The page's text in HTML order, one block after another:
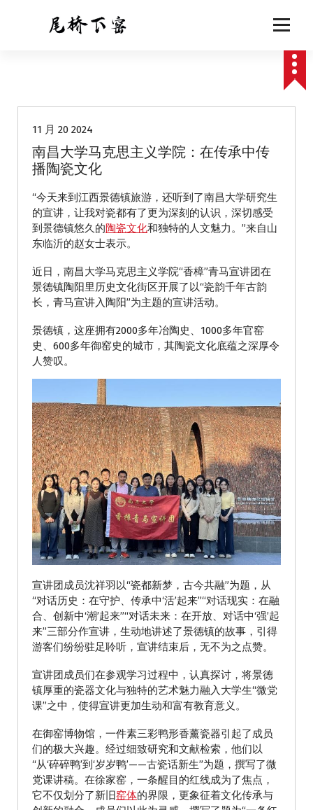
11 月 20 2024
南昌大学马克思主义学院：在传承中传
播陶瓷文化
“今天来到江西景德镇旅游，还听到了南昌大学研究生
的宣讲，让我对瓷都有了更为深刻的认识，深切感受
到景德镇悠久的陶瓷文化和独特的人文魅力。”来自山
东临沂的赵女士表示。
近日，南昌大学马克思主义学院“香樟”青马宣讲团在
景德镇陶阳里历史文化街区开展了以“瓷韵千年古韵
长，青马宣讲入陶阳”为主题的宣讲活动。
景德镇，这座拥有2000多年冶陶史、1000多年官窑
史、600多年御窑史的城市，其陶瓷文化底蕴之深厚令
人赞叹。
宣讲团成员沈祥羽以“瓷都新梦，古今共融”为题，从
“对话历史：在守护、传承中‘活’起来”“对话现实：在融
合、创新中‘潮’起来”“对话未来：在开放、对话中‘强’起
来”三部分作宣讲，生动地讲述了景德镇的故事，引得
游客们纷纷驻足聆听，宣讲结束后，无不为之点赞。
宣讲团成员们在参观学习过程中，认真探讨，将景德
镇厚重的瓷器文化与独特的艺术魅力融入大学生“微党
课”之中，使得宣讲更加生动和富有教育意义。
在御窑博物馆，一件素三彩鸭形香薰瓷器引起了成员
们的极大兴趣。经过细致研究和文献检索，他们以
“从‘碎碎鸭’到‘岁岁鸭’——古瓷话新生”为题，撰写了微
党课讲稿。在徐家窑，一条醒目的红线成为了焦点，
它不仅划分了新旧窑体的界限，更象征着文化传承与